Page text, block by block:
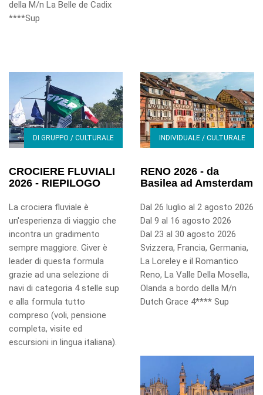
della M/n La Belle de Cadix
****Sup
DI GRUPPO / CULTURALE
CROCIERE FLUVIALI
2026 - RIEPILOGO
La crociera fluviale è
un'esperienza di viaggio che
incontra un gradimento
sempre maggiore. Giver è
leader di questa formula
grazie ad una selezione di
navi di categoria 4 stelle sup
e alla formula tutto
compreso (voli, pensione
completa, visite ed
escursioni in lingua italiana).
INDIVIDUALE / CULTURALE
RENO 2026 - da
Basilea ad Amsterdam
Dal 26 luglio al 2 agosto 2026
Dal 9 al 16 agosto 2026
Dal 23 al 30 agosto 2026
Svizzera, Francia, Germania,
La Loreley e il Romantico
Reno, La Valle Della Mosella,
Olanda a bordo della M/n
Dutch Grace 4**** Sup